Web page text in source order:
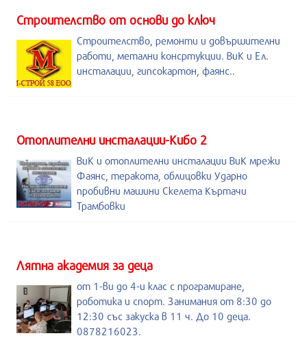
Строителство от основи до ключ
Строителство, ремонти и довършителни
работи, метални консртукции. ВиК и Ел.
инсталации, гипсокартон, фаянс..
Отоплителни инсталации-Кибо 2
ВиК и отоплителни инсталации ВиК мрежи
Фаянс, теракота, облицовки Ударно
пробивни машини Скелета Къртачи
Трамбовки
Лятна академия за деца
от 1-ви до 4-и клас с програмиране,
роботика и спорт. Занимания от 8:30 до
12:30 със закуска в 11 ч. До 10 деца.
0878216023.